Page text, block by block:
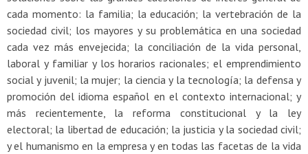
cada momento: la familia; la educación; la vertebración de la
sociedad civil; los mayores y su problemática en una sociedad
cada vez más envejecida; la conciliación de la vida personal,
laboral y familiar y los horarios racionales; el emprendimiento
social y juvenil; la mujer; la ciencia y la tecnología; la defensa y
promoción del idioma español en el contexto internacional; y
más recientemente, la reforma constitucional y la ley
electoral; la libertad de educación; la justicia y la sociedad civil;
y el humanismo en la empresa y en todas las facetas de la vida